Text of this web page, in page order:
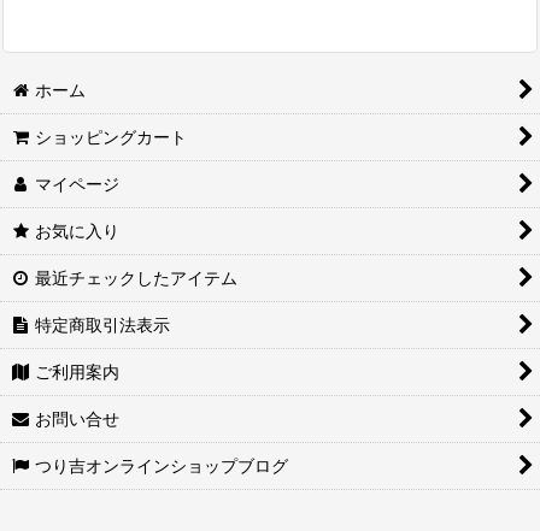
ホーム
ショッピングカート
マイページ
お気に入り
最近チェックしたアイテム
特定商取引法表示
ご利用案内
お問い合せ
つり吉オンラインショップブログ